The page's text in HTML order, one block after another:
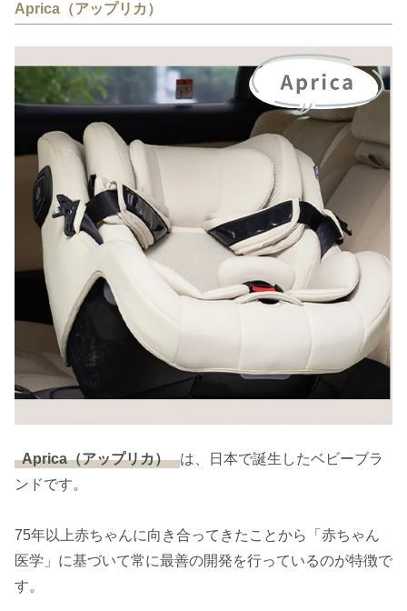
Aprica（アップリカ）
Aprica（アップリカ） は、日本で誕生したベビーブラ
ンドです。
75年以上赤ちゃんに向き合ってきたことから「赤ちゃん
医学」に基づいて常に最善の開発を行っているのが特徴で
す。